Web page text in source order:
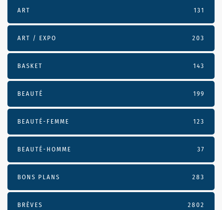
ART 131
ART / EXPO 203
BASKET 143
BEAUTÉ 199
BEAUTÉ-FEMME 123
BEAUTÉ-HOMME 37
BONS PLANS 283
BRÈVES 2802